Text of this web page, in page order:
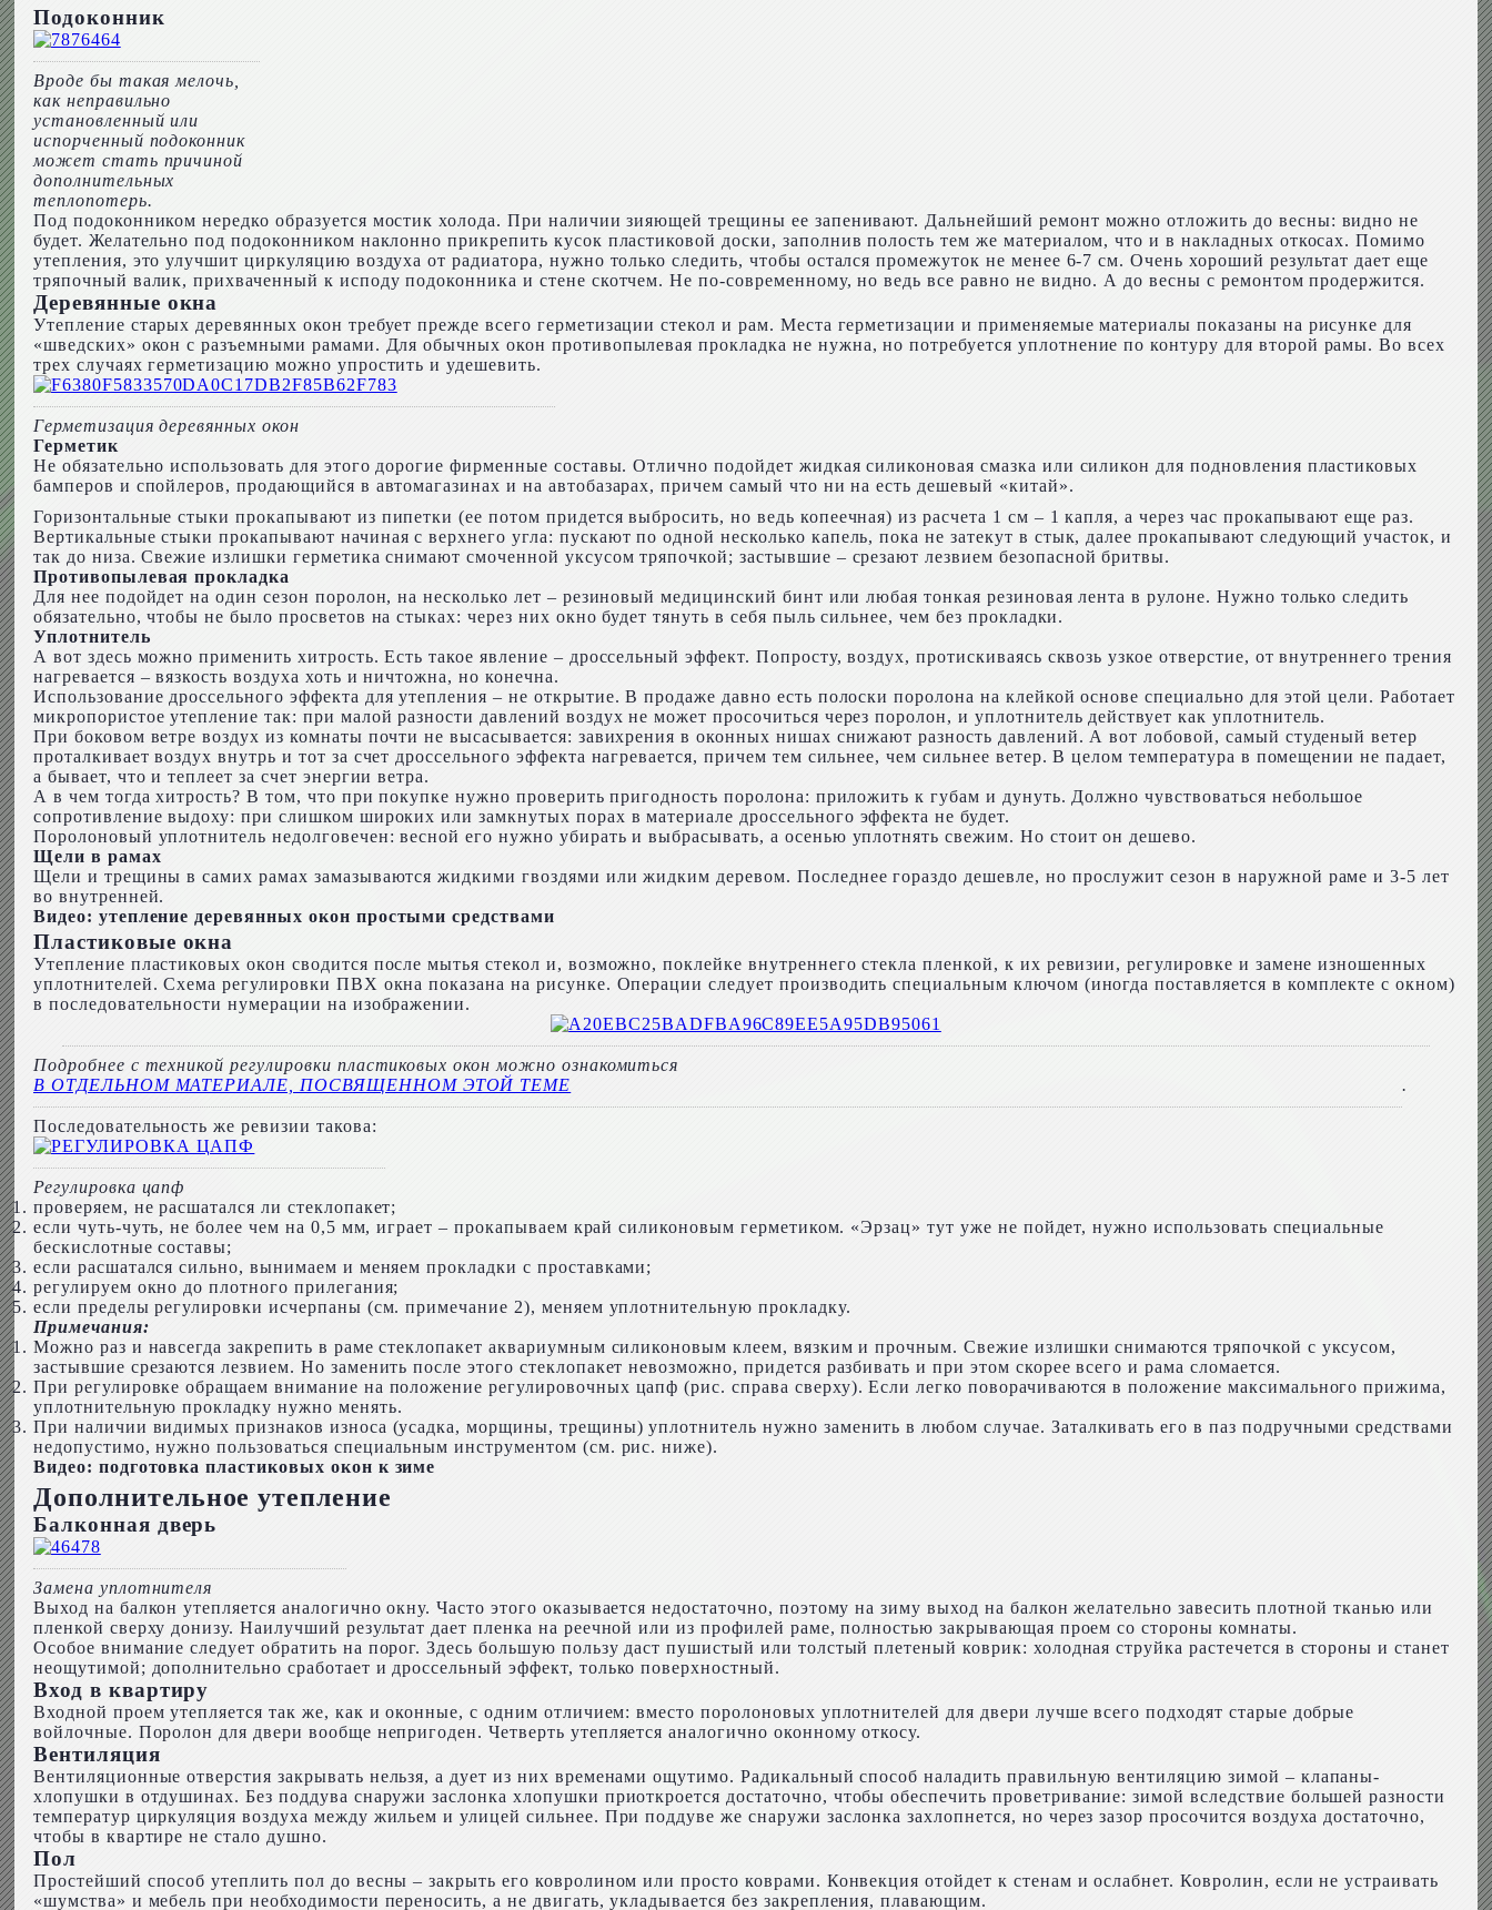
Подоконник
Вроде бы такая мелочь,
как неправильно
установленный или
испорченный подоконник
может стать причиной
дополнительных
теплопотерь.
Под подоконником нередко образуется мостик холода. При наличии зияющей трещины ее запенивают. Дальнейший ремонт можно отложить до весны: видно не
будет. Желательно под подоконником наклонно прикрепить кусок пластиковой доски, заполнив полость тем же материалом, что и в накладных откосах. Помимо
утепления, это улучшит циркуляцию воздуха от радиатора, нужно только следить, чтобы остался промежуток не менее 6-7 см. Очень хороший результат дает еще
тряпочный валик, прихваченный к исподу подоконника и стене скотчем. Не по-современному, но ведь все равно не видно. А до весны с ремонтом продержится.
Деревянные окна
Утепление старых деревянных окон требует прежде всего герметизации стекол и рам. Места герметизации и применяемые материалы показаны на рисунке для
«шведских» окон с разъемными рамами. Для обычных окон противопылевая прокладка не нужна, но потребуется уплотнение по контуру для второй рамы. Во всех
трех случаях герметизацию можно упростить и удешевить.
Герметизация деревянных окон
Герметик
Не обязательно использовать для этого дорогие фирменные составы. Отлично подойдет жидкая силиконовая смазка или силикон для подновления пластиковых
бамперов и спойлеров, продающийся в автомагазинах и на автобазарах, причем самый что ни на есть дешевый «китай».
Горизонтальные стыки прокапывают из пипетки (ее потом придется выбросить, но ведь копеечная) из расчета 1 см – 1 капля, а через час прокапывают еще раз.
Вертикальные стыки прокапывают начиная с верхнего угла: пускают по одной несколько капель, пока не затекут в стык, далее прокапывают следующий участок, и
так до низа. Свежие излишки герметика снимают смоченной уксусом тряпочкой; застывшие – срезают лезвием безопасной бритвы.
Противопылевая прокладка
Для нее подойдет на один сезон поролон, на несколько лет – резиновый медицинский бинт или любая тонкая резиновая лента в рулоне. Нужно только следить
обязательно, чтобы не было просветов на стыках: через них окно будет тянуть в себя пыль сильнее, чем без прокладки.
Уплотнитель
А вот здесь можно применить хитрость. Есть такое явление – дроссельный эффект. Попросту, воздух, протискиваясь сквозь узкое отверстие, от внутреннего трения
нагревается – вязкость воздуха хоть и ничтожна, но конечна.
Использование дроссельного эффекта для утепления – не открытие. В продаже давно есть полоски поролона на клейкой основе специально для этой цели. Работает
микропористое утепление так: при малой разности давлений воздух не может просочиться через поролон, и уплотнитель действует как уплотнитель.
При боковом ветре воздух из комнаты почти не высасывается: завихрения в оконных нишах снижают разность давлений. А вот лобовой, самый студеный ветер
проталкивает воздух внутрь и тот за счет дроссельного эффекта нагревается, причем тем сильнее, чем сильнее ветер. В целом температура в помещении не падает,
а бывает, что и теплеет за счет энергии ветра.
А в чем тогда хитрость? В том, что при покупке нужно проверить пригодность поролона: приложить к губам и дунуть. Должно чувствоваться небольшое
сопротивление выдоху: при слишком широких или замкнутых порах в материале дроссельного эффекта не будет.
Поролоновый уплотнитель недолговечен: весной его нужно убирать и выбрасывать, а осенью уплотнять свежим. Но стоит он дешево.
Щели в рамах
Щели и трещины в самих рамах замазываются жидкими гвоздями или жидким деревом. Последнее гораздо дешевле, но прослужит сезон в наружной раме и 3-5 лет
во внутренней.
Видео: утепление деревянных окон простыми средствами
Пластиковые окна
Утепление пластиковых окон сводится после мытья стекол и, возможно, поклейке внутреннего стекла пленкой, к их ревизии, регулировке и замене изношенных
уплотнителей. Схема регулировки ПВХ окна показана на рисунке. Операции следует производить специальным ключом (иногда поставляется в комплекте с окном)
в последовательности нумерации на изображении.
Подробнее с техникой регулировки пластиковых окон можно ознакомиться
В ОТДЕЛЬНОМ МАТЕРИАЛЕ, ПОСВЯЩЕННОМ ЭТОЙ ТЕМЕ
.
Последовательность же ревизии такова:
Регулировка цапф
проверяем, не расшатался ли стеклопакет;
если чуть-чуть, не более чем на 0,5 мм, играет – прокапываем край силиконовым герметиком. «Эрзац» тут уже не пойдет, нужно использовать специальные
бескислотные составы;
если расшатался сильно, вынимаем и меняем прокладки с проставками;
регулируем окно до плотного прилегания;
если пределы регулировки исчерпаны (см. примечание 2), меняем уплотнительную прокладку.
Примечания:
Можно раз и навсегда закрепить в раме стеклопакет аквариумным силиконовым клеем, вязким и прочным. Свежие излишки снимаются тряпочкой с уксусом,
застывшие срезаются лезвием. Но заменить после этого стеклопакет невозможно, придется разбивать и при этом скорее всего и рама сломается.
При регулировке обращаем внимание на положение регулировочных цапф (рис. справа сверху). Если легко поворачиваются в положение максимального прижима,
уплотнительную прокладку нужно менять.
При наличии видимых признаков износа (усадка, морщины, трещины) уплотнитель нужно заменить в любом случае. Заталкивать его в паз подручными средствами
недопустимо, нужно пользоваться специальным инструментом (см. рис. ниже).
Видео: подготовка пластиковых окон к зиме
Дополнительное утепление
Балконная дверь
Замена уплотнителя
Выход на балкон утепляется аналогично окну. Часто этого оказывается недостаточно, поэтому на зиму выход на балкон желательно завесить плотной тканью или
пленкой сверху донизу. Наилучший результат дает пленка на реечной или из профилей раме, полностью закрывающая проем со стороны комнаты.
Особое внимание следует обратить на порог. Здесь большую пользу даст пушистый или толстый плетеный коврик: холодная струйка растечется в стороны и станет
неощутимой; дополнительно сработает и дроссельный эффект, только поверхностный.
Вход в квартиру
Входной проем утепляется так же, как и оконные, с одним отличием: вместо поролоновых уплотнителей для двери лучше всего подходят старые добрые
войлочные. Поролон для двери вообще непригоден. Четверть утепляется аналогично оконному откосу.
Вентиляция
Вентиляционные отверстия закрывать нельзя, а дует из них временами ощутимо. Радикальный способ наладить правильную вентиляцию зимой – клапаны-
хлопушки в отдушинах. Без поддува снаружи заслонка хлопушки приоткроется достаточно, чтобы обеспечить проветривание: зимой вследствие большей разности
температур циркуляция воздуха между жильем и улицей сильнее. При поддуве же снаружи заслонка захлопнется, но через зазор просочится воздуха достаточно,
чтобы в квартире не стало душно.
Пол
Простейший способ утеплить пол до весны – закрыть его ковролином или просто коврами. Конвекция отойдет к стенам и ослабнет. Ковролин, если не устраивать
«шумства» и мебель при необходимости переносить, а не двигать, укладывается без закрепления, плавающим.